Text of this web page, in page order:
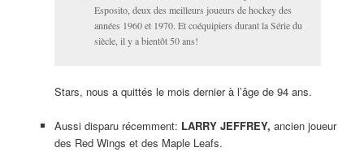
Esposito, deux des meilleurs joueurs de hockey des
années 1960 et 1970. Et coéquipiers durant la Série du
siècle, il y a bientôt 50 ans!
Stars, nous a quittés le mois dernier à l’âge de 94 ans.
Aussi disparu récemment: LARRY JEFFREY, ancien joueur
des Red Wings et des Maple Leafs.